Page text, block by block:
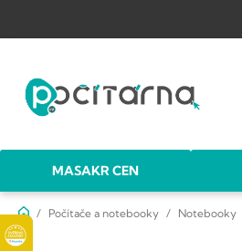
obsah
MASAKR CEN
DomůPočítače a notebooky Notebooky